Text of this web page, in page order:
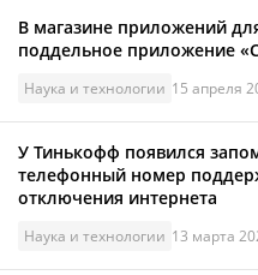
В магазине приложений
поддельное приложение
Наука и технологии 15 апреля
У Тинькофф появился
телефонный номер
отключения интернета
Наука и технологии 13 марта